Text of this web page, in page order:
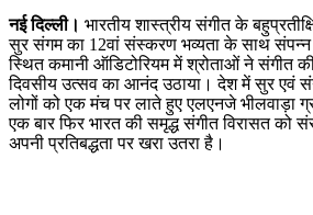
नई दिल्ली। भारतीय शास्त्रीय संगीत के
सुर संगम का 12वां संस्करण भव्यता के साथ संपन्न
स्थित कमानी ऑडिटोरियम में श्रोताओं ने संगीत
दिवसीय उत्सव का आनंद उठाया। देश में सुर एवं
लोगों को एक मंच पर लाते हुए एलएनजे भीलवाड़ा
एक बार फिर भारत की समृद्ध संगीत विरासत को
अपनी प्रतिबद्धता पर खरा उतरा है।